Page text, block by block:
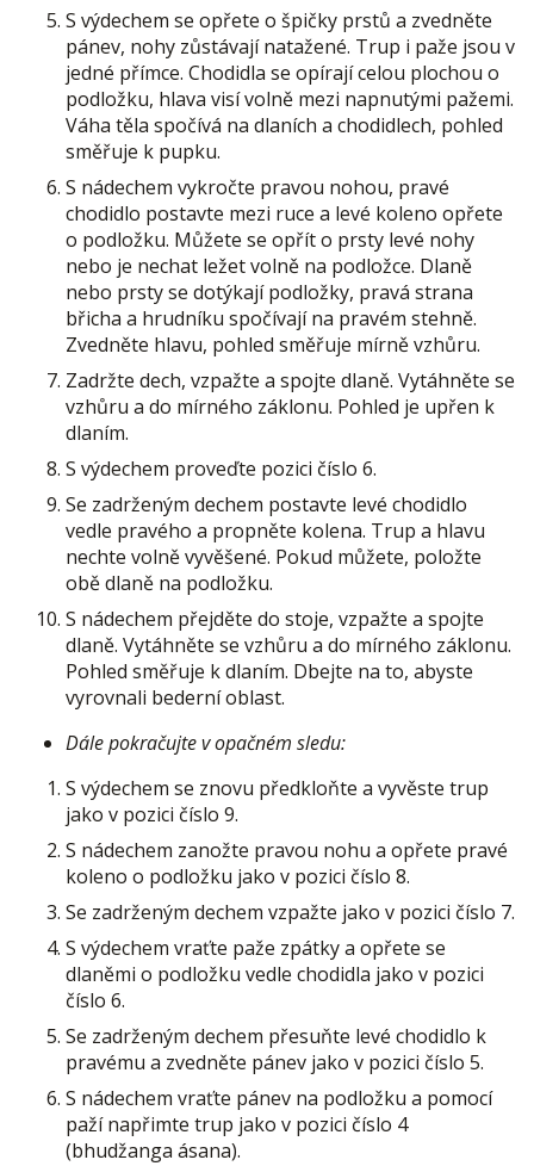
S výdechem se opřete o špičky prstů a zvedněte
pánev, nohy zůstávají natažené. Trup i paže jsou v
jedné přímce. Chodidla se opírají celou plochou o
podložku, hlava visí volně mezi napnutými pažemi.
Váha těla spočívá na dlaních a chodidlech, pohled
směřuje k pupku.
S nádechem vykročte pravou nohou, pravé
chodidlo postavte mezi ruce a levé koleno opřete
o podložku. Můžete se opřít o prsty levé nohy
nebo je nechat ležet volně na podložce. Dlaně
nebo prsty se dotýkají podložky, pravá strana
břicha a hrudníku spočívají na pravém stehně.
Zvedněte hlavu, pohled směřuje mírně vzhůru.
Zadržte dech, vzpažte a spojte dlaně. Vytáhněte se
vzhůru a do mírného záklonu. Pohled je upřen k
dlaním.
S výdechem proveďte pozici číslo 6.
Se zadrženým dechem postavte levé chodidlo
vedle pravého a propněte kolena. Trup a hlavu
nechte volně vyvěšené. Pokud můžete, položte
obě dlaně na podložku.
S nádechem přejděte do stoje, vzpažte a spojte
dlaně. Vytáhněte se vzhůru a do mírného záklonu.
Pohled směřuje k dlaním. Dbejte na to, abyste
vyrovnali bederní oblast.
Dále pokračujte v opačném sledu:
S výdechem se znovu předkloňte a vyvěste trup
jako v pozici číslo 9.
S nádechem zanožte pravou nohu a opřete pravé
koleno o podložku jako v pozici číslo 8.
Se zadrženým dechem vzpažte jako v pozici číslo 7.
S výdechem vraťte paže zpátky a opřete se
dlaněmi o podložku vedle chodidla jako v pozici
číslo 6.
Se zadrženým dechem přesuňte levé chodidlo k
pravému a zvedněte pánev jako v pozici číslo 5.
S nádechem vraťte pánev na podložku a pomocí
paží napřimte trup jako v pozici číslo 4
(bhudžanga ásana).